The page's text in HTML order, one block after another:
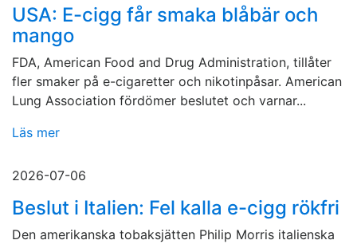
USA: E-cigg får smaka blåbär och
mango
FDA, American Food and Drug Administration, tillåter
fler smaker på e-cigaretter och nikotinpåsar. American
Lung Association fördömer beslutet och varnar...
Läs mer
2026-07-06
Beslut i Italien: Fel kalla e-cigg rökfri
Den amerikanska tobaksjätten Philip Morris italienska